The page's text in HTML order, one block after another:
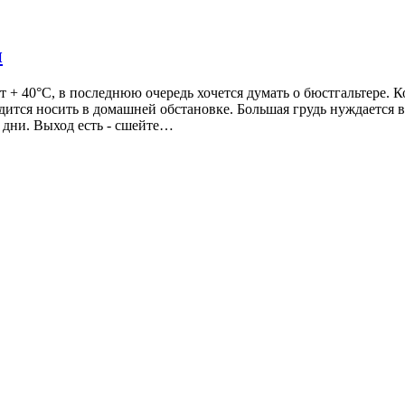
+ 40°C, в последнюю очередь хочется думать о
носить в домашней обстановке. Большая грудь
дни. Выход есть - сшейте…